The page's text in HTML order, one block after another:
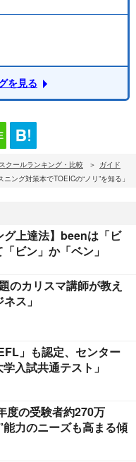
を見る
クールランキング・比較
ガイド
ング対策本でTOEICの“ノリ”を知る」
グ上達法】beenは「ビ
ビン」か「ベン」
のカリスマ講師が教え
ス」
」も認定、センター
入試共通テスト」
度の受験者約270万
力のニーズも高まる傾